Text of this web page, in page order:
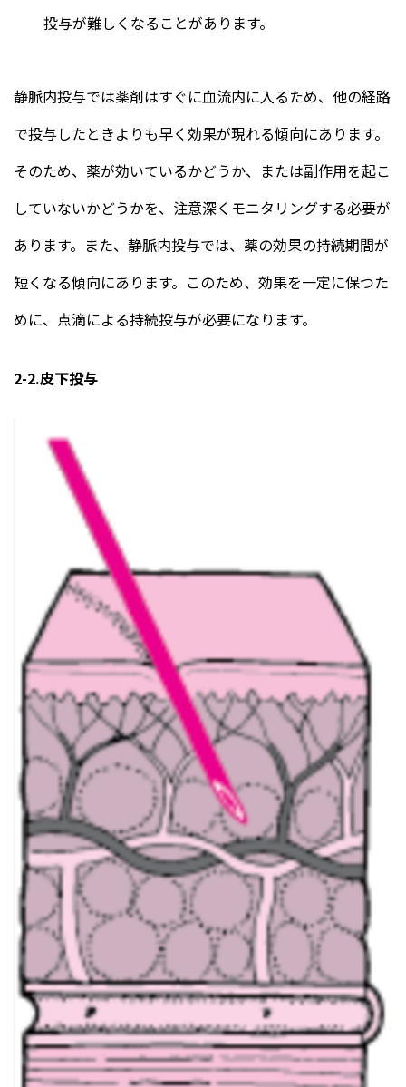
投与が難しくなることがあります。
静脈内投与では薬剤はすぐに血流内に入るため、他の経路
で投与したときよりも早く効果が現れる傾向にあります。
そのため、薬が効いているかどうか、または副作用を起こ
していないかどうかを、注意深くモニタリングする必要が
あります。また、静脈内投与では、薬の効果の持続期間が
短くなる傾向にあります。このため、効果を一定に保つた
めに、点滴による持続投与が必要になります。
2-2.皮下投与